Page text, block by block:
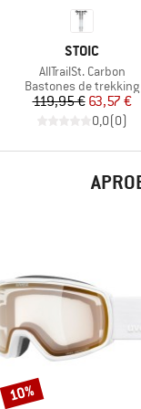
MARCA
STOIC
Artículo
AllTrailSt. Carbon
Product group
Bastones de trekking
Precio
119,95 €Precio
63,57 €
0,0(0)
Descuento
10%